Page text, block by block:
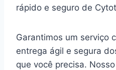
rápido e seguro de
Garantimos um serviço
entrega ágil e segura
que você precisa.